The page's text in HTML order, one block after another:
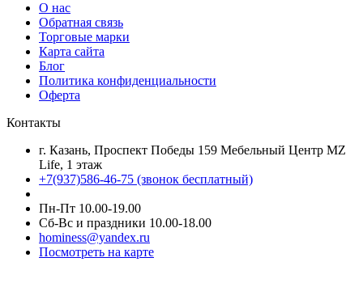
О нас
Обратная связь
Торговые марки
Карта сайта
Блог
Политика конфиденциальности
Оферта
Контакты
г. Казань, Проспект Победы 159 Мебельный Центр MZ
Life, 1 этаж
+7(937)586-46-75 (звонок бесплатный)
Пн-Пт 10.00-19.00
Сб-Вс и праздники 10.00-18.00
hominess@yandex.ru
Посмотреть на карте